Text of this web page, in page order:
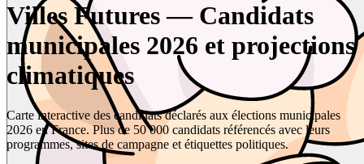
Villes Futures — Candidats
municipales 2026 et projections
climatiques
Carte interactive des candidats déclarés aux élections municipales
2026 en France. Plus de 50 000 candidats référencés avec leurs
programmes, sites de campagne et étiquettes politiques.